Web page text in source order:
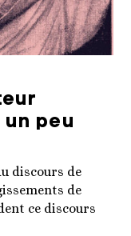
un peu
discours de
de
ce discours